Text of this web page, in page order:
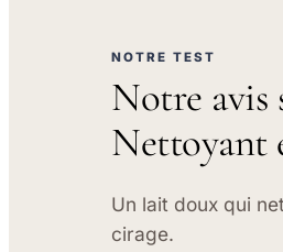
NOTRE TEST
Notre avis
Nettoyant
Un lait doux qui
cirage.